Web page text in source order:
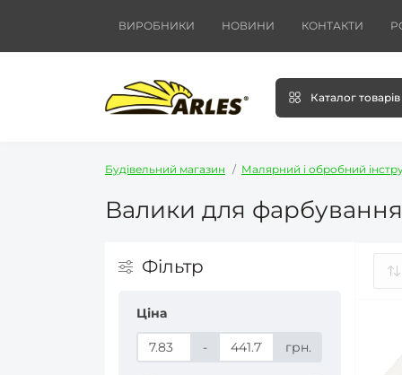
ВИРОБНИКИ НОВИНИ КОНТАКТИ
Каталог товарів
Будівельний магазин Малярний і обробний
Валики для фарбування
Фільтр
Ціна
- грн.